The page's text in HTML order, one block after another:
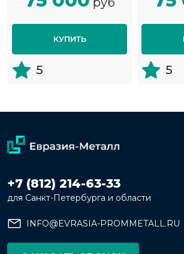
КУПИТЬ
5 5
+7 (812) 214-63-33
для Санкт-Петербурга и области
INFO@EVRASIA-PROMMETALL.RU